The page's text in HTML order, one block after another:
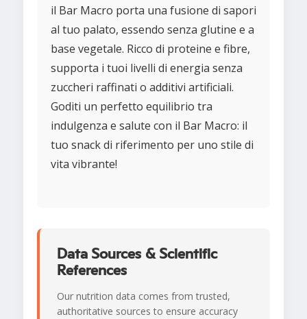
il Bar Macro porta una fusione di sapori
al tuo palato, essendo senza glutine e a
base vegetale. Ricco di proteine e fibre,
supporta i tuoi livelli di energia senza
zuccheri raffinati o additivi artificiali.
Goditi un perfetto equilibrio tra
indulgenza e salute con il Bar Macro: il
tuo snack di riferimento per uno stile di
vita vibrante!
Data Sources & Scientific
References
Our nutrition data comes from trusted,
authoritative sources to ensure accuracy